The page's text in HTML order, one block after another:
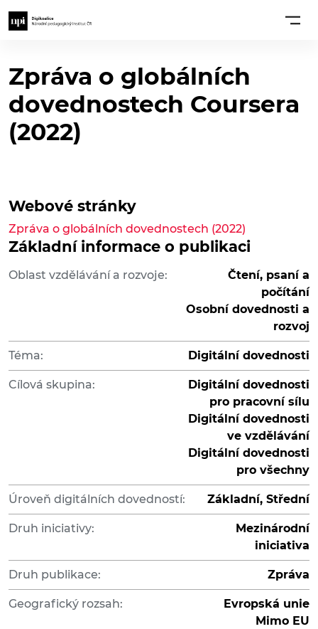
Zpráva o globálních
dovednostech Coursera
(2022)
Základní informace o publikaci
Oblast vzdělávání a rozvoje:
Čtení, psaní a
počítání
Osobní dovednosti a
rozvoj
Téma: Digitální dovednosti
Cílová skupina:
Digitální dovednosti
pro pracovní sílu
Digitální dovednosti
ve vzdělávání
Digitální dovednosti
pro všechny
Úroveň digitálních dovedností: Základní, Střední
Druh iniciativy:
Mezinárodní
iniciativa
Druh publikace: Zpráva
Geografický rozsah:
Evropská unie
Mimo EU
Webové stránky
Zpráva o globálních dovednostech (2022)